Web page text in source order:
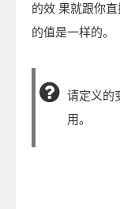
的效 果就跟你
的值是一样的。
请定义的
用。